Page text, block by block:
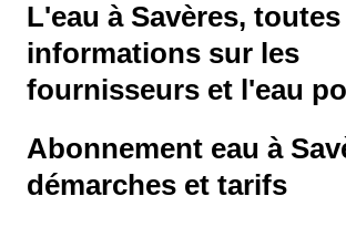
L'eau à Savères,
informations sur les
fournisseurs et l'eau
Abonnement eau à
démarches et tarifs